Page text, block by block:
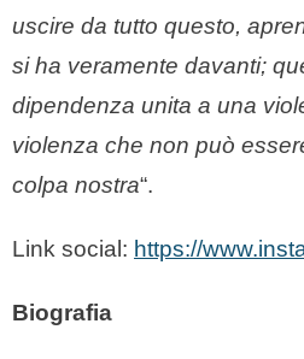
uscire da tutto questo,
si ha veramente davanti;
dipendenza unita a una
violenza che non può
colpa nostra“.
Link social: https://
Biografia